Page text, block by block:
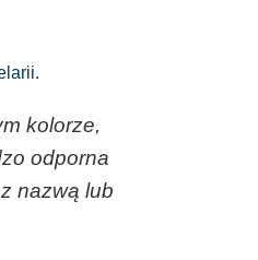
kolorze,
odporna
nazwą lub